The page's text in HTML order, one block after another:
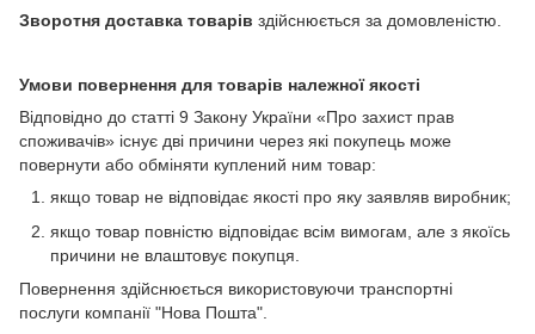
Зворотня доставка товарів здійснюється за домовленістю.
Умови повернення для товарів належної якості
Відповідно до статті 9 Закону України «Про захист прав
споживачів» існує дві причини через які покупець може
повернути або обміняти куплений ним товар:
якщо товар не відповідає якості про яку заявляв виробник;
якщо товар повністю відповідає всім вимогам, але з якоїсь
причини не влаштовує покупця.
Повернення здійснюється використовуючи транспортні
послуги компанії "Нова Пошта".